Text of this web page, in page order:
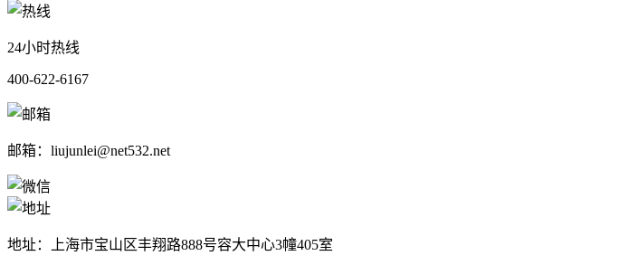
24小时热线
400-622-6167
邮箱：liujunlei@net532.net
地址：上海市宝山区丰翔路888号容大中心3幢405室